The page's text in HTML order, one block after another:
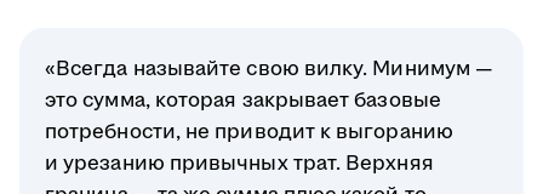
«Всегда называйте свою вилку. Минимум —
это сумма, которая закрывает базовые
потребности, не приводит к выгоранию
и урезанию привычных трат. Верхняя